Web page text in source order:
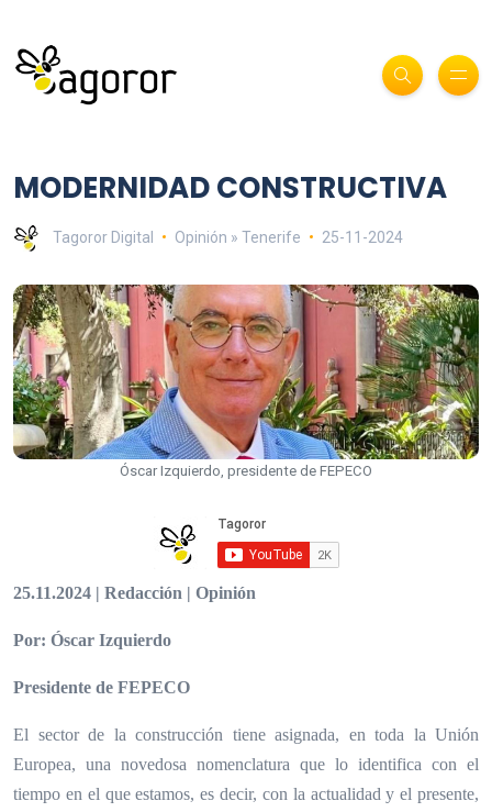
MODERNIDAD CONSTRUCTIVA
Tagoror Digital Opinión » Tenerife 25-11-2024
Óscar Izquierdo, presidente de FEPECO
25.11.2024 | Redacción | Opinión
Por: Óscar Izquierdo
Presidente de FEPECO
El sector de la construcción tiene asignada, en toda la Unión
Europea, una novedosa nomenclatura que lo identifica con el
tiempo en el que estamos, es decir, con la actualidad y el presente,